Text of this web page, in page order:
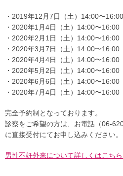
・2019年12月7日（土）14:00〜
・2020年1月4日（土）14:00〜16:00
・2020年2月1日（土）14:00〜16:00
・2020年3月7日（土）14:00〜16:00
・2020年4月4日（土）14:00〜16:00
・2020年5月2日（土）14:00〜16:00
・2020年6月6日（土）14:00〜16:00
・2020年7月4日（土）14:00〜16:00
完全予約制となっております。
診察をご希望の方は、お電話（06-
に直接受付にてお申し込みください。
男性不妊外来について詳しくはこち